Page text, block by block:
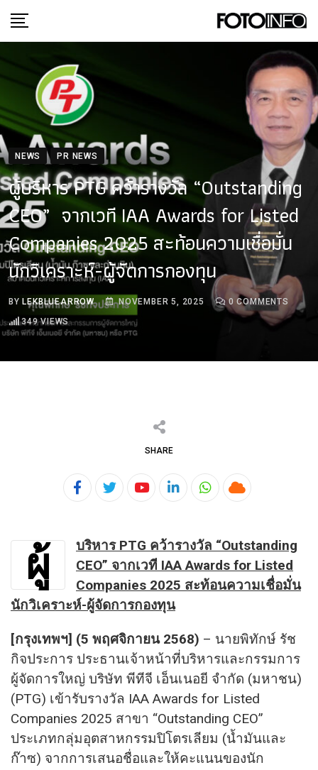
to
NEWS PR NEWS
ผู้บริหาร PTG คว้ารางวัล “Outstanding
CEO” จากเวที IAA Awards for Listed
Companies 2025 สะท้อนความเชื่อมั่น
นักวิเคราะห์-ผู้จัดการกองทุน
BYLEKBLUEARROW NOVEMBER 5, 2025 0 COMMENTS
349VIEWS
SHARE
YoutubeLinkedInWhatsapp
Cloud
ผู้ บริหาร PTG คว้ารางวัล “Outstanding
CEO” จากเวที IAA Awards for Listed
Companies 2025 สะท้อนความเชื่อมั่น
นักวิเคราะห์-ผู้จัดการกองทุน
[กรุงเทพฯ] (5 พฤศจิกายน 2568) – นายพิทักษ์ รัช
กิจประการ ประธานเจ้าหน้าที่บริหารและกรรมการ
ผู้จัดการใหญ่ บริษัท พีทีจี เอ็นเนอยี จำกัด (มหาชน)
(PTG) เข้ารับรางวัล IAA Awards for Listed
Companies 2025 สาขา “Outstanding CEO”
ประเภทกลุ่มอุตสาหกรรมปิโตรเลียม (น้ำมันและ
ก๊าซ) จากการเสนอชื่อและให้คะแนนของนัก